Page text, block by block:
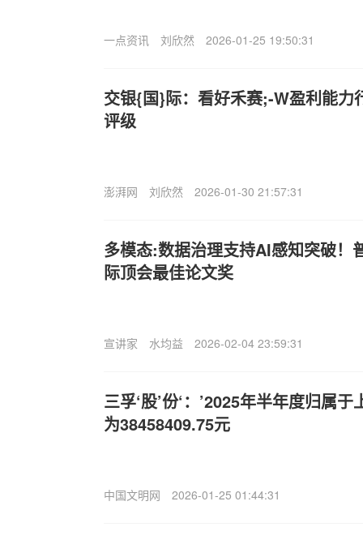
一点资讯 刘欣然 2026-01-25 19:50:31
交银{国}际：看好禾赛;-W盈利能力
评级
澎湃网 刘欣然 2026-01-30 21:57:31
多模态:数据治理支持AI感知突破！
际顶会最佳论文奖
宣讲家 水均益 2026-02-04 23:59:31
三孚‘股’份‘：’2025年半年度归属
为38458409.75元
中国文明网 2026-01-25 01:44:31